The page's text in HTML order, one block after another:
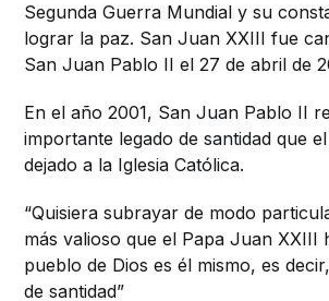
Segunda Guerra Mundial y su
lograr la paz. San Juan XXIII fue
San Juan Pablo II el 27 de abril de
En el año 2001, San Juan Pablo II
importante legado de santidad que
dejado a la Iglesia Católica.
“Quisiera subrayar de modo
más valioso que el Papa Juan XXIII
pueblo de Dios es él mismo, es
de santidad”